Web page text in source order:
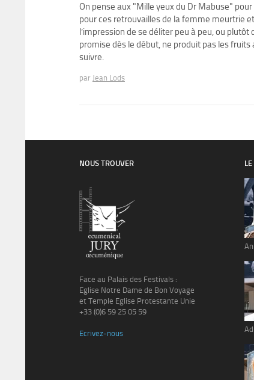
On pense aux "Mille yeux du Dr Mabuse"
pour ces retrouvailles de la femme meurtrie
l’impression de se déliter peu à peu, ou
promise dès le début, ne produit pas les
suivre.
par Jean Lods
NOUS TROUVER
Face au Palais des Festivals :
Eglise Notre Dame de Bon Voyage
et Temple Eglise Protestante Unie
+33 (0)6 59 25 05 59
Ecrivez-nous